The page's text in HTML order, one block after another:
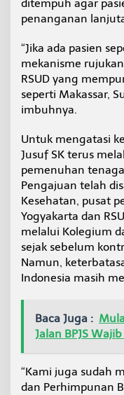
ditempuh agar
penanganan
“Jika ada pasien
mekanisme
RSUD yang
seperti Makassar,
imbuhnya.
Untuk mengatasi
Jusuf SK terus
pemenuhan
Pengajuan telah
Kesehatan, pusat
Yogyakarta dan
melalui Kolegium
sejak sebelum
Namun,
Indonesia masih
Baca Juga :
Jalan BPJS
“Kami juga sudah
dan Perhimpunan